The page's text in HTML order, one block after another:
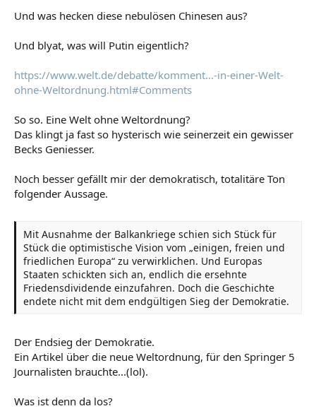
Und was hecken diese nebulösen Chinesen aus?
Und blyat, was will Putin eigentlich?
https://www.welt.de/debatte/komment...-in-einer-Welt-
ohne-Weltordnung.html#Comments
So so. Eine Welt ohne Weltordnung?
Das klingt ja fast so hysterisch wie seinerzeit ein gewisser
Becks Geniesser.
Noch besser gefällt mir der demokratisch, totalitäre Ton
folgender Aussage.
Mit Ausnahme der Balkankriege schien sich Stück für
Stück die optimistische Vision vom „einigen, freien und
friedlichen Europa“ zu verwirklichen. Und Europas
Staaten schickten sich an, endlich die ersehnte
Friedensdividende einzufahren. Doch die Geschichte
endete nicht mit dem endgültigen Sieg der Demokratie.
Der Endsieg der Demokratie.
Ein Artikel über die neue Weltordnung, für den Springer 5
Journalisten brauchte...(lol).
Was ist denn da los?